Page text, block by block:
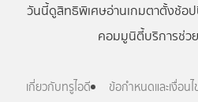
วันนี้ดูสิทธิพิเศษอ่านเกมตาตั้งช้อ
คอมมูนิตี้บริการช่ว
เกี่ยวกับทรูไอดี ข้อกำหนดและเงื่อนไ